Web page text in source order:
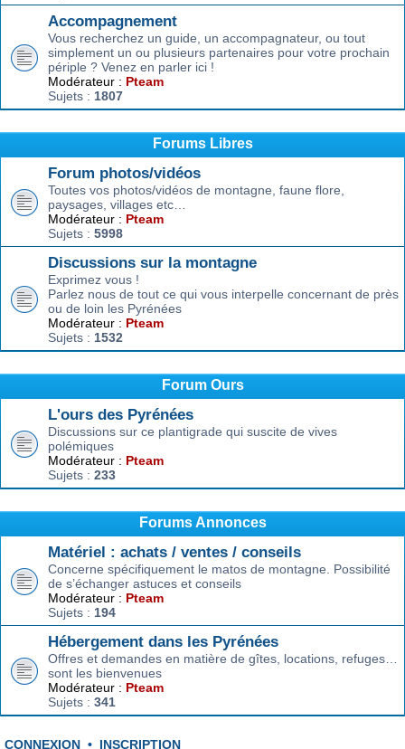
Accompagnement
Vous recherchez un guide, un accompagnateur, ou tout
simplement un ou plusieurs partenaires pour votre prochain
périple ? Venez en parler ici !
Modérateur : Pteam
Sujets : 1807
Forums Libres
Forum photos/vidéos
Toutes vos photos/vidéos de montagne, faune flore,
paysages, villages etc…
Modérateur : Pteam
Sujets : 5998
Discussions sur la montagne
Exprimez vous !
Parlez nous de tout ce qui vous interpelle concernant de près
ou de loin les Pyrénées
Modérateur : Pteam
Sujets : 1532
Forum Ours
L'ours des Pyrénées
Discussions sur ce plantigrade qui suscite de vives
polémiques
Modérateur : Pteam
Sujets : 233
Forums Annonces
Matériel : achats / ventes / conseils
Concerne spécifiquement le matos de montagne. Possibilité
de s’échanger astuces et conseils
Modérateur : Pteam
Sujets : 194
Hébergement dans les Pyrénées
Offres et demandes en matière de gîtes, locations, refuges…
sont les bienvenues
Modérateur : Pteam
Sujets : 341
CONNEXION • INSCRIPTION